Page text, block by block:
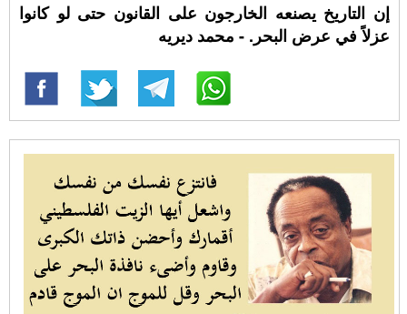
إن التاريخ يصنعه الخارجون على القانون حتى لو كانوا
عزلاً في عرض البحر. - محمد ديريه